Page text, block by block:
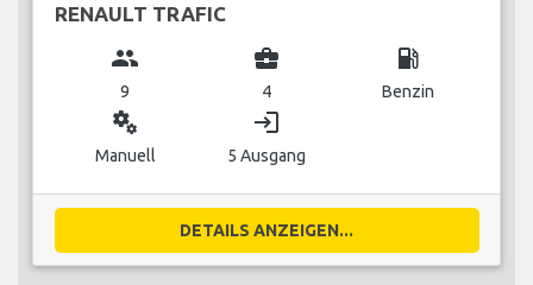
RENAULT TRAFIC
group
9
business_center
4
local_gas_station
Benzin
miscellaneous_services
Manuell
login
5 Ausgang
DETAILS ANZEIGEN...